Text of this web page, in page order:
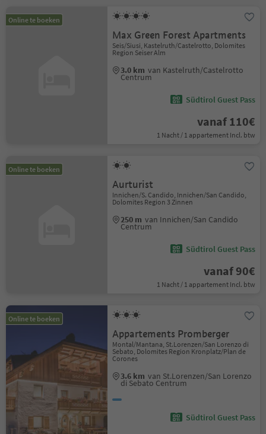
Online te boeken
Max Green Forest Apartments
Seis/Siusi, Kastelruth/Castelrotto, Dolomites
Region Seiser Alm
3.0 km van Kastelruth/Castelrotto
Centrum
Südtirol Guest Pass
vanaf 110€
1 Nacht / 1 appartement Incl. btw
Online te boeken
Aurturist
Innichen/S. Candido, Innichen/San Candido,
Dolomites Region 3 Zinnen
250 m van Innichen/San Candido
Centrum
Südtirol Guest Pass
vanaf 90€
1 Nacht / 1 appartement Incl. btw
Online te boeken
Appartements Promberger
Montal/Mantana, St.Lorenzen/San Lorenzo di
Sebato, Dolomites Region Kronplatz/Plan de
Corones
3.6 km van St.Lorenzen/San Lorenzo
di Sebato Centrum
Südtirol Guest Pass